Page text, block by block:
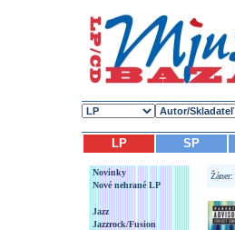
LP SP
Novinky
Nové nehrané LP
Jazz
Jazzrock/Fusion
Žáner: